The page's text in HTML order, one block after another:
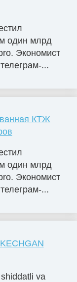
один млрд
Экономист
...
КТЖ
один млрд
Экономист
...
va